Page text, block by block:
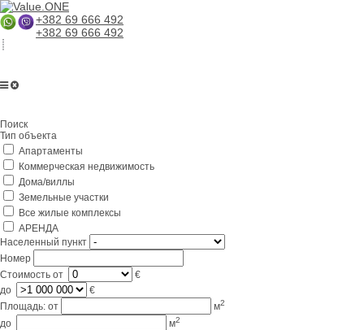
+382 69 666 492
+382 69 666 492
Lifestyle
Контакты
Поиск
Тип объекта
Апартаменты
Коммерческая недвижимость
Дома/виллы
Земельные участки
Все жилые комплексы
АРЕНДА
Населенный пункт
Номер
Стоимость от
€
до
€
Площадь: от м2
до м2